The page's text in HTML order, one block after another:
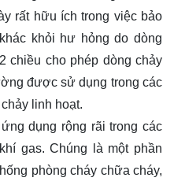
rất hữu ích trong việc bảo
khỏi hư hỏng do dòng
chiều cho phép dòng chảy
được sử dụng trong các
linh hoạt.
dụng rộng rãi trong các
gas. Chúng là một phần
phòng cháy chữa cháy,